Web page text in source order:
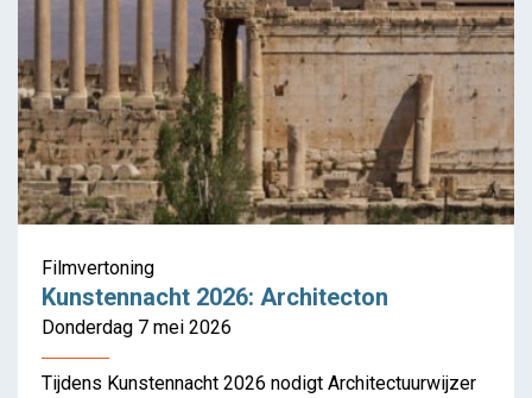
Makers van de expo –
Kristof Ribus
Filmvertoning
Kunstennacht 2026: Architecton
Donderdag 7 mei 2026
Tijdens Kunstennacht 2026 nodigt Architectuurwijzer